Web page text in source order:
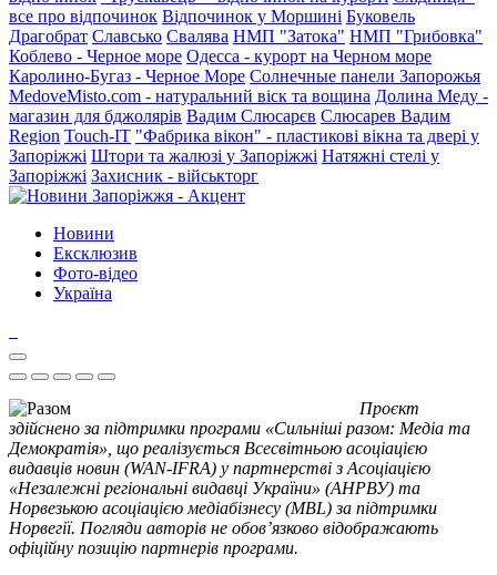
все про відпочинок Відпочинок у Моршині Буковель
Драгобрат Славсько Свалява НМП "Затока" НМП "Грибовка"
Коблево - Черное море Одесса - курорт на Черном море
Каролино-Бугаз - Черное Море Солнечные панели Запорожья
MedoveMisto.com - натуральний віск та вощина Долина Меду -
магазин для бджолярів Вадим Слюсарєв Слюсарев Вадим
Region Touch-IT "Фабрика вікон" - пластикові вікна та двері у
Запоріжжі Штори та жалюзі у Запоріжжі Натяжні стелі у
Запоріжжі Захисник - військторг
Новини
Ексклюзив
Фото-відео
Україна
Проєкт
здійснено за підтримки програми «Сильніші разом: Медіа та
Демократія», що реалізується Всесвітньою асоціацією
видавців новин (WAN-IFRA) у партнерстві з Асоціацією
«Незалежні регіональні видавці України» (АНРВУ) та
Норвезькою асоціацією медіабізнесу (MBL) за підтримки
Норвегії. Погляди авторів не обов’язково відображають
офіційну позицію партнерів програми.